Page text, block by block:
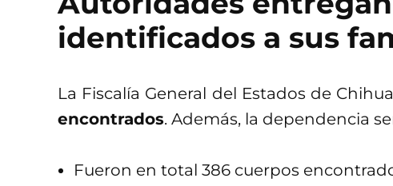
identificados a sus
La Fiscalía General del Estados de
encontrados. Además, la dependencia
Fueron en total 386 cuerpos